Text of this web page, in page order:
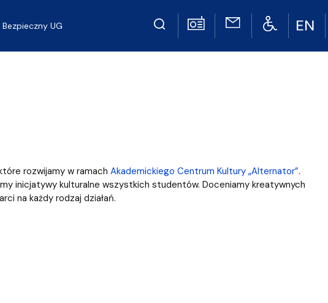
Bezpieczny UG
rozwijamy w ramach Akademickiego Centrum Kultury „Alternator”.
inicjatywy kulturalne wszystkich studentów. Doceniamy kreatywnych
na każdy rodzaj działań.